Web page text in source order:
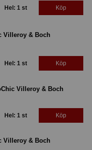
Hel: 1 st Köp
Villeroy & Boch
Hel: 1 st Köp
Villeroy & Boch
Hel: 1 st Köp
Villeroy & Boch